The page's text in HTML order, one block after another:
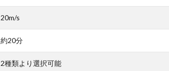
20m/s
約20分
2種類より選択可能